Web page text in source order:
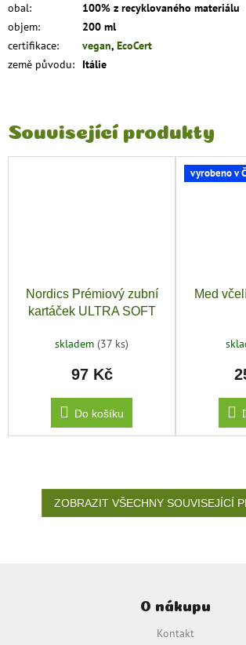
Související produkty
Nordics Prémiový zubní
kartáček ULTRA SOFT
skladem (37 ks)
97 Kč
Do košíku
vyrobeno v
Med
ZOBRAZIT VŠECHNY SOUVISEJÍCÍ
obal:
100% z recyklovaného materiálu
objem:
200 ml
certifikace: vegan, EcoCert
země původu: Itálie
O nákupu
Kontakt